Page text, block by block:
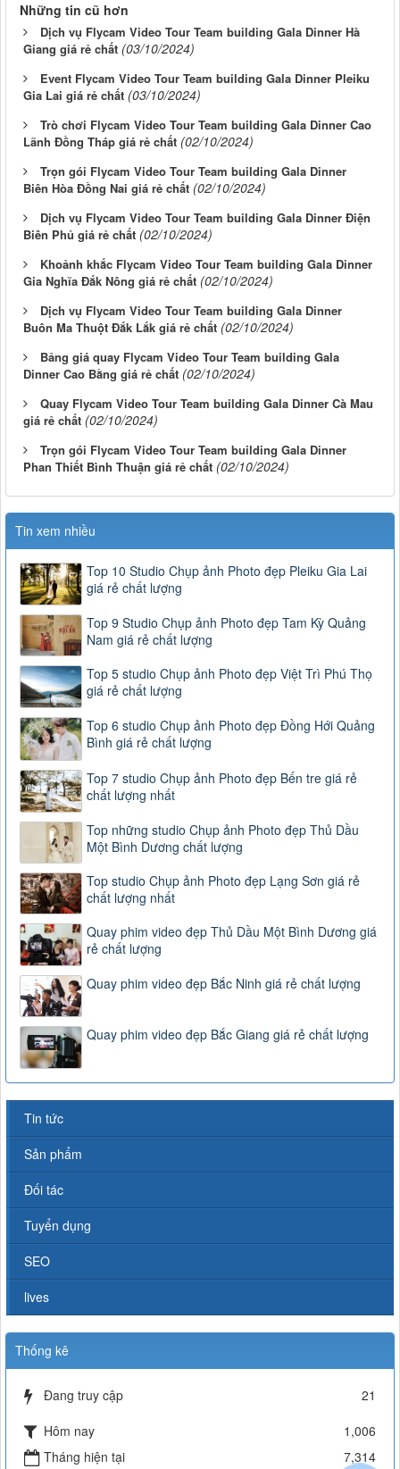
Những tin cũ hơn
Dịch vụ Flycam Video Tour Team building Gala Dinner Hà
Giang giá rẻ chất (03/10/2024)
Event Flycam Video Tour Team building Gala Dinner Pleiku
Gia Lai giá rẻ chất (03/10/2024)
Trò chơi Flycam Video Tour Team building Gala Dinner Cao
Lãnh Đồng Tháp giá rẻ chất (02/10/2024)
Trọn gói Flycam Video Tour Team building Gala Dinner
Biên Hòa Đồng Nai giá rẻ chất (02/10/2024)
Dịch vụ Flycam Video Tour Team building Gala Dinner Điện
Biên Phủ giá rẻ chất (02/10/2024)
Khoảnh khắc Flycam Video Tour Team building Gala Dinner
Gia Nghĩa Đắk Nông giá rẻ chất (02/10/2024)
Dịch vụ Flycam Video Tour Team building Gala Dinner
Buôn Ma Thuột Đắk Lắk giá rẻ chất (02/10/2024)
Bảng giá quay Flycam Video Tour Team building Gala
Dinner Cao Bằng giá rẻ chất (02/10/2024)
Quay Flycam Video Tour Team building Gala Dinner Cà Mau
giá rẻ chất (02/10/2024)
Trọn gói Flycam Video Tour Team building Gala Dinner
Phan Thiết Bình Thuận giá rẻ chất (02/10/2024)
Tin xem nhiều
Top 10 Studio Chụp ảnh Photo đẹp Pleiku Gia Lai
giá rẻ chất lượng
Top 9 Studio Chụp ảnh Photo đẹp Tam Kỳ Quảng
Nam giá rẻ chất lượng
Top 5 studio Chụp ảnh Photo đẹp Việt Trì Phú Thọ
giá rẻ chất lượng
Top 6 studio Chụp ảnh Photo đẹp Đồng Hới Quảng
Bình giá rẻ chất lượng
Top 7 studio Chụp ảnh Photo đẹp Bến tre giá rẻ
chất lượng nhất
Top những studio Chụp ảnh Photo đẹp Thủ Dầu
Một Bình Dương chất lượng
Top studio Chụp ảnh Photo đẹp Lạng Sơn giá rẻ
chất lượng nhất
Quay phim video đẹp Thủ Dầu Một Bình Dương giá
rẻ chất lượng
Quay phim video đẹp Bắc Ninh giá rẻ chất lượng
Quay phim video đẹp Bắc Giang giá rẻ chất lượng
Tin tức
Sản phẩm
Đối tác
Tuyển dụng
SEO
lives
Thống kê
Đang truy cập
21
Hôm nay
1,006
Tháng hiện tại
7,314